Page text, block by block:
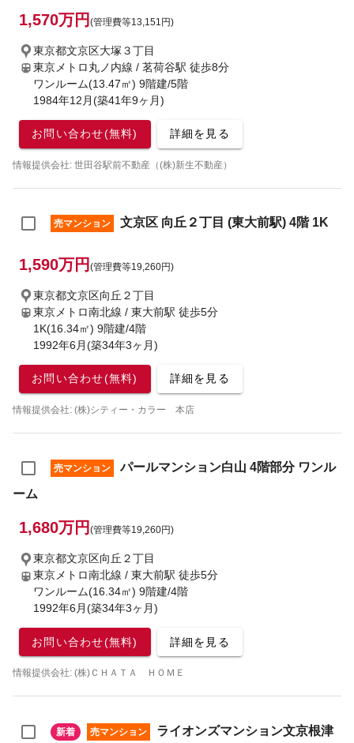
1,570万円 (管理費等13,151円)
東京都文京区大塚３丁目
東京メトロ丸ノ内線 / 茗荷谷駅 徒歩8分
ワンルーム(13.47㎡) 9階建/5階
1984年12月(築41年9ヶ月)
お問い合わせ(無料) 詳細を見る
情報提供会社: 世田谷駅前不動産（(株)新生不動産）
売マンション 文京区 向丘２丁目 (東大前駅) 4階 1K
1,590万円 (管理費等19,260円)
東京都文京区向丘２丁目
東京メトロ南北線 / 東大前駅 徒歩5分
1K(16.34㎡) 9階建/4階
1992年6月(築34年3ヶ月)
お問い合わせ(無料) 詳細を見る
情報提供会社: (株)シティー・カラー 本店
売マンション
パールマンション白山 4階部分 ワンル
ーム
1,680万円 (管理費等19,260円)
東京都文京区向丘２丁目
東京メトロ南北線 / 東大前駅 徒歩5分
ワンルーム(16.34㎡) 9階建/4階
1992年6月(築34年3ヶ月)
お問い合わせ(無料) 詳細を見る
情報提供会社: (株)ＣＨＡＴＡ ＨＯＭＥ
新着 売マンション
ライオンズマンション文京根津